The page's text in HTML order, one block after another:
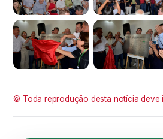
© Toda reprodução desta notícia deve